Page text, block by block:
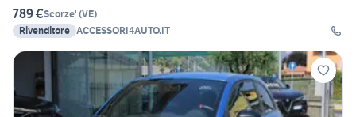
789 €Scorze' (VE)
Rivenditore ACCESSORI4AUTO.IT